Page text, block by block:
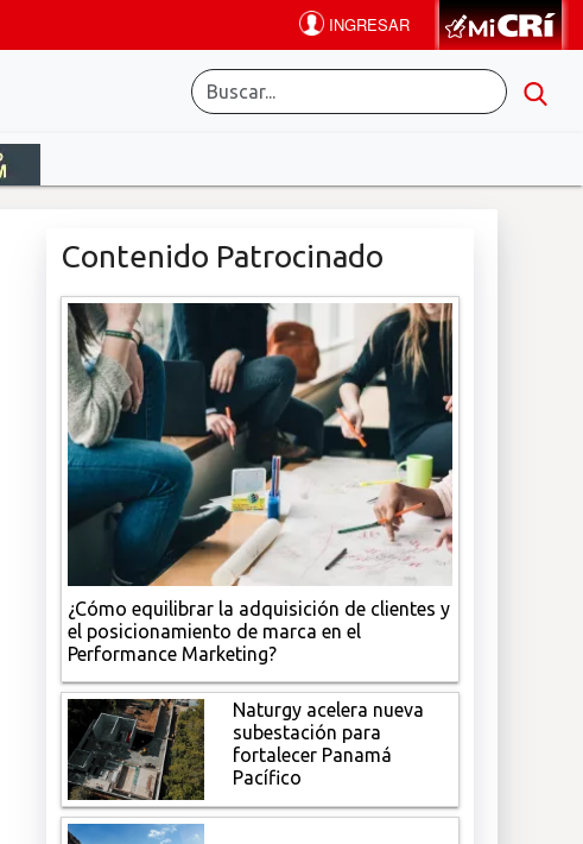
Contenido Patrocinado
¿Cómo equilibrar la adquisición de clientes y
el posicionamiento de marca en el
Performance Marketing?
Naturgy acelera nueva
subestación para
fortalecer Panamá
Pacífico